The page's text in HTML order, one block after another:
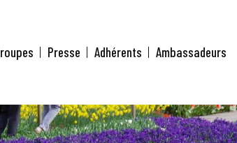
Presse Adhérents Ambassadeurs